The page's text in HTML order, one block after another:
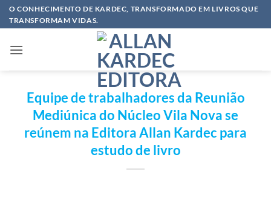
SkipO CONHECIMENTO DE KARDEC, TRANSFORMADO EM LIVROS QUE
TRANSFORMAM VIDAS.
Equipe de trabalhadores da Reunião
Mediúnica do Núcleo Vila Nova se
reúnem na Editora Allan Kardec para
estudo de livro